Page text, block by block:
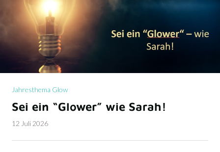
Jahresthema Glow
Sei ein “Glower” wie Sarah!
12 Juli 2026